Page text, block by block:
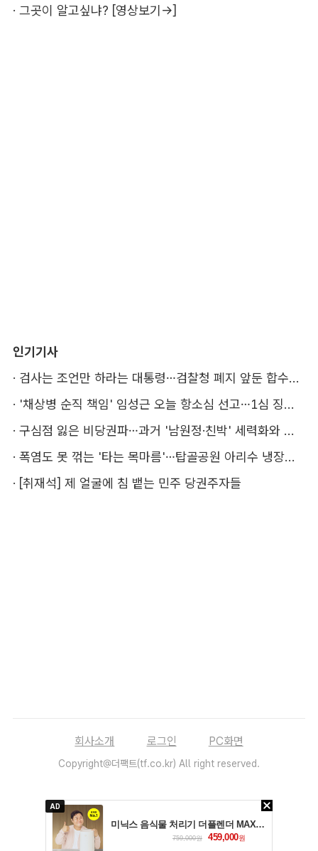
· 그곳이 알고싶냐? [영상보기→]
인기기사
·
검사는 조언만 하라는 대통령…검찰청 폐지 앞둔 합수본 '딜레마'
·
'채상병 순직 책임' 임성근 오늘 항소심 선고…1심 징역 3년
·
구심점 잃은 비당권파…과거 '남원정·친박' 세력화와 다른 점은
·
폭염도 못 꺾는 '타는 목마름'…탑골공원 아리수 냉장고 가보니
· [취재석] 제 얼굴에 침 뱉는 민주 당권주자들
회사소개 로그인 PC화면
Copyright@더팩트(tf.co.kr) All right reserved.
AD